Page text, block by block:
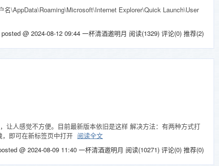
\AppData\Roaming\Microsoft\Internet Explorer\Quick Launch\User
posted @ 2024-08-12 09:44 一杯清酒邀明月 阅读(1329) 评论(0) 推荐(2)
让人感觉不方便。目前最新版本依旧是这样 解决方法：有两种方式打
即可在新标签页中打开 阅读全文
@ 2024-08-09 11:40 一杯清酒邀明月 阅读(10271) 评论(0) 推荐(0)